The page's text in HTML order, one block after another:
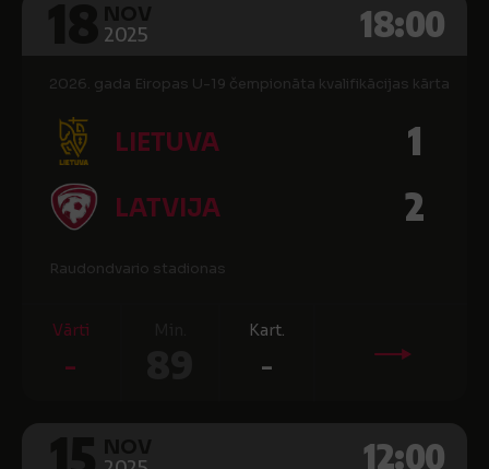
2025 18:00
2026. gada Eiropas U-19 čempionāta kvalifikācijas kārta
LIETUVA 1
LATVIJA 2
Raudondvario stadionas
Vārti
-
Kart.
-
12:00